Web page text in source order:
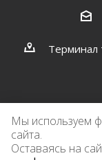
Терминал
Мы используем
сайта.
Оставаясь на